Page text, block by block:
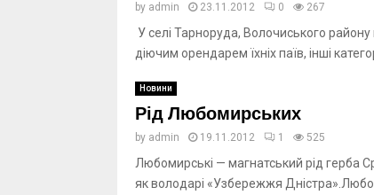
by admin 23.11.2012 0 267
У селі Тарноруда, Волочиського району
діючим орендарем їхніх паїв, інші
Новини
Рід Любомирських
by admin 19.11.2012 1 525
Любомирські — магнатський рід герба
як володарі «Узбережжя